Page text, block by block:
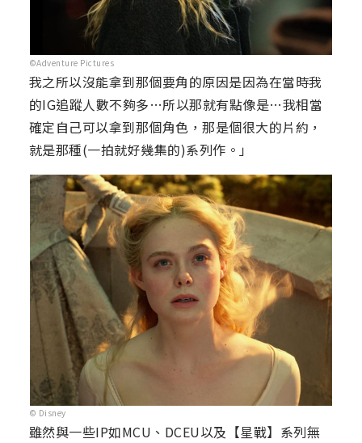
©Adventure Pictures
我之所以沒能拿到那個要角的原因是因為在當時我
的IG追蹤人數不夠多…所以那就有點像是…我相當
確定自己可以拿到那個角色，那是個很大的片約，
就是那種(一拍就好幾集的)系列作。」
© Disney
雖然與一些IP如MCU、DCEU以及【星戰】系列無